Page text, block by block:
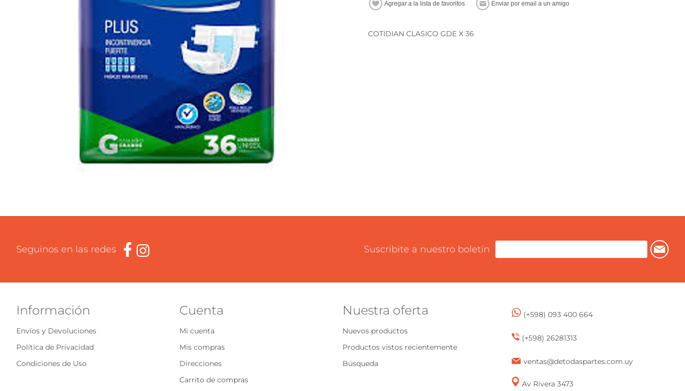
COTIDIAN CLASICO GDE X 36
Seguinos en las redes Suscribite a nuestro boletín
Información
Envíos y Devoluciones
Política de Privacidad
Condiciones de Uso
Cuenta
Mi cuenta
Mis compras
Direcciones
Carrito de compras
Nuestra oferta
Nuevos productos
Productos vistos recientemente
Búsqueda
(+598) 093 400 664
(+598) 26281313
ventas@detodaspartes.com.uy
Av Rivera 3473